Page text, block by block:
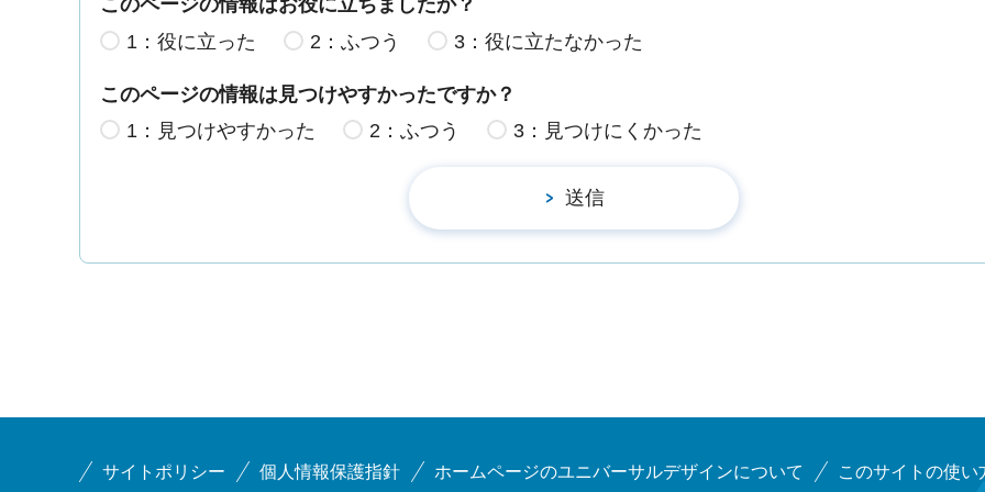
1：役に立った
2：ふつう 3：役に立たなかった
このページの情報は見つけやすかったですか？
1：見つけやすかった
2：ふつう 3：見つけにくかった
サイトポリシー 個人情報保護指針 ホームページのユニバーサルデザインについて このサイトの使い